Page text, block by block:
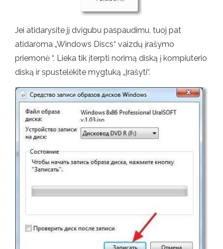
Jei atidarysite jį dvigubu paspaudimu, tuoj pat
atidaroma „Windows Discs“ vaizdų įrašymo
priemonė “. Lieka tik įterpti norimą diską į kompiuterio
diską ir spustelėkite mygtuką „Įrašyti“.